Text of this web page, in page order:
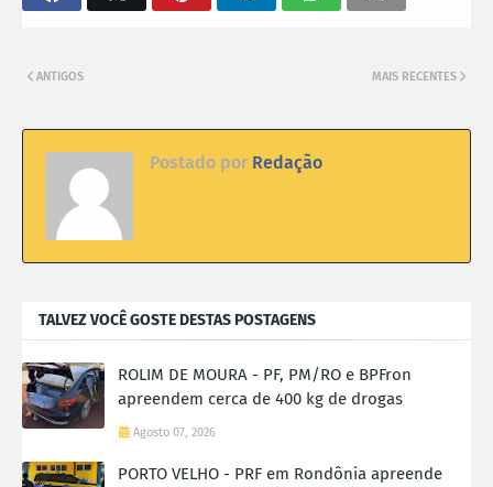
MAIS RECENTES
ANTIGOS
Postado por Redação
TALVEZ VOCÊ GOSTE DESTAS POSTAGENS
ROLIM DE MOURA - PF, PM/RO e BPFron
apreendem cerca de 400 kg de drogas
Agosto 07, 2026
PORTO VELHO - PRF em Rondônia apreende